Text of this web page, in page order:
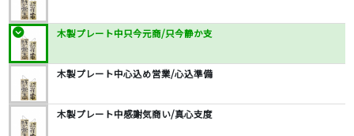
木製プレート中只今元商/只今静か支
木製プレート中心込め営業/心込準備
木製プレート中感謝気商い/真心支度